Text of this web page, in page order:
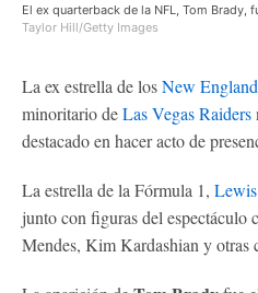
El ex quarterback de la NFL, Tom Brady,
Taylor Hill/Getty Images
La ex estrella de losNew
minoritario deLas Vegas Raiders
destacado en hacer acto de
La estrella de la Fórmula 1,
junto con figuras del
Mendes, Kim Kardashian y otras